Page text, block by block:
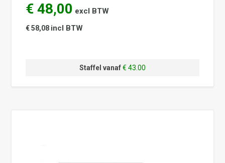
€ 48,00 excl BTW
€ 58,08 incl BTW
Staffel vanaf€ 43.00